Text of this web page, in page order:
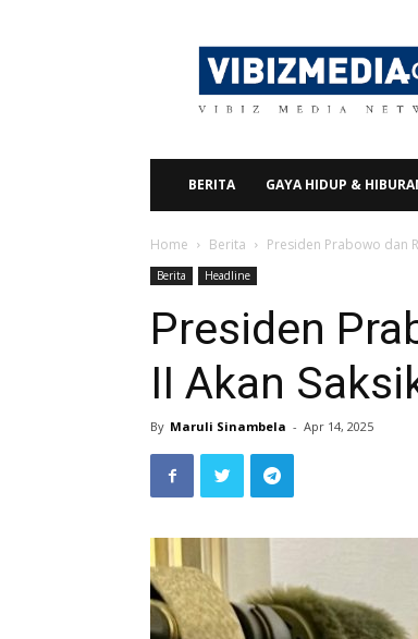
Vibizmedia.com
BERITA GAYA HIDUP &
Home Berita Presiden Prabowo dan
Berita Headline
Presiden
II Akan
By Maruli Sinambela - Apr 14, 2025